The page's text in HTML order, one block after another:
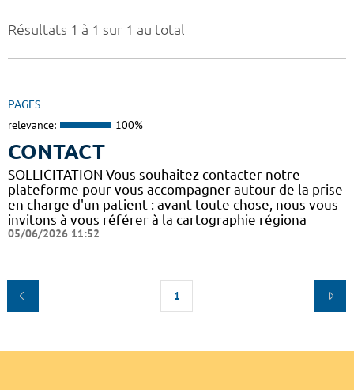
Résultats 1 à 1 sur 1 au total
PAGES
relevance: 100%
CONTACT
SOLLICITATION Vous souhaitez contacter notre
plateforme pour vous accompagner autour de la prise
en charge d'un patient : avant toute chose, nous vous
invitons à vous référer à la cartographie régiona
05/06/2026 11:52
1